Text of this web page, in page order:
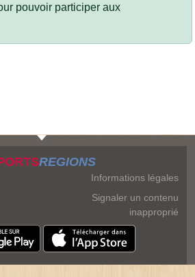
pouvoir participer aux
REGIONS
Informations légales
Signaler un contenu
inapproprié